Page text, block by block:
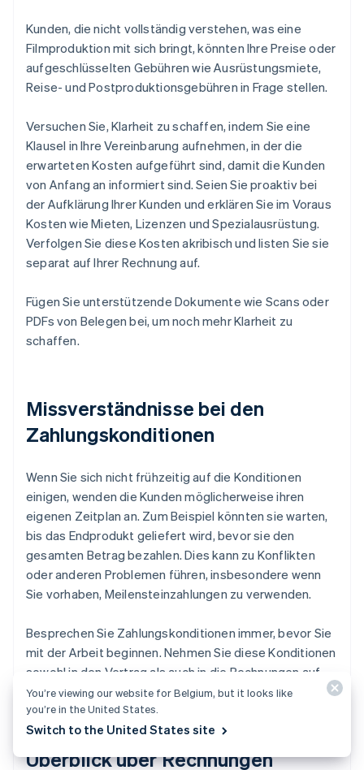
Kunden, die nicht vollständig verstehen, was eine
Filmproduktion mit sich bringt, könnten Ihre Preise oder
aufgeschlüsselten Gebühren wie Ausrüstungsmiete,
Reise- und Postproduktionsgebühren in Frage stellen.
Versuchen Sie, Klarheit zu schaffen, indem Sie eine
Klausel in Ihre Vereinbarung aufnehmen, in der die
erwarteten Kosten aufgeführt sind, damit die Kunden
von Anfang an informiert sind. Seien Sie proaktiv bei
der Aufklärung Ihrer Kunden und erklären Sie im Voraus
Kosten wie Mieten, Lizenzen und Spezialausrüstung.
Verfolgen Sie diese Kosten akribisch und listen Sie sie
separat auf Ihrer Rechnung auf.
Fügen Sie unterstützende Dokumente wie Scans oder
PDFs von Belegen bei, um noch mehr Klarheit zu
schaffen.
Missverständnisse bei den
Zahlungskonditionen
Wenn Sie sich nicht frühzeitig auf die Konditionen
einigen, wenden die Kunden möglicherweise ihren
eigenen Zeitplan an. Zum Beispiel könnten sie warten,
bis das Endprodukt geliefert wird, bevor sie den
gesamten Betrag bezahlen. Dies kann zu Konflikten
oder anderen Problemen führen, insbesondere wenn
Sie vorhaben, Meilensteinzahlungen zu verwenden.
Besprechen Sie Zahlungskonditionen immer, bevor Sie
mit der Arbeit beginnen. Nehmen Sie diese Konditionen
sowohl in den Vertrag als auch in die Rechnungen auf
und wiederholen Sie, wann Sie die Zahlungen erwarten.
Überblick über Rechnungen
You’re viewing our website for Belgium, but it looks like
you’re in the United States.
Switch to the United States site